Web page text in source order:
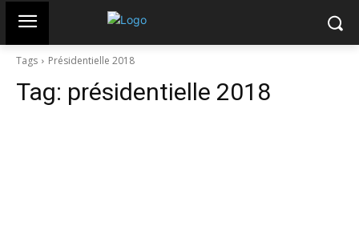
Tags Présidentielle 2018
Tag: présidentielle 2018